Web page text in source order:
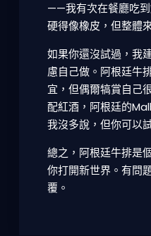
——我有次在餐廳吃
硬得像橡皮，但整體
如果你還沒試過，我
慮自己做。阿根廷牛
宜，但偶爾犒賞自己
配紅酒，阿根廷的
我沒多說，但你可以
總之，阿根廷牛排是
你打開新世界。有問
覆。